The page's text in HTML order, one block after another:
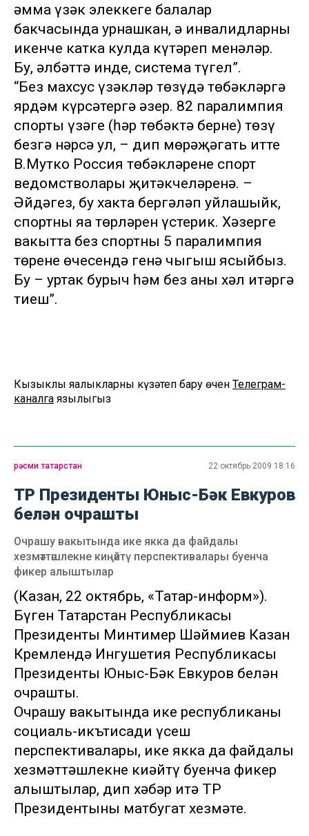
әмма үзәк элеккеге балалар
бакчасында урнашкан, ә инвалидларны
икенче катка кулда күтәреп менәләр.
Бу, әлбәттә инде, система түгел”.
“Без махсус үзәкләр төзүдә төбәкләргә
ярдәм күрсәтергә әзер. 82 паралимпия
спорты үзәге (һәр төбәктә берне) төзү
безгә нәрсә ул, – дип мөрәҗәгать итте
В.Мутко Россия төбәкләренең спорт
ведомстволары җитәкчеләренә. –
Әйдәгез, бу хакта бергәләп уйлашыйк,
спортның яңа төрләрен үстерик. Хәзерге
вакытта без спортның 5 паралимпия
төренең өчесендә генә чыгыш ясыйбыз.
Бу – уртак бурыч һәм без аны хәл итәргә
тиеш”.
Кызыклы яңалыкларны күзәтеп бару өчен Телеграм-
каналга язылыгыз
рәсми татарстан 22 октябрь 2009 18:16
ТР Президенты Юныс-Бәк Евкуров
белән очрашты
Очрашу вакытында ике якка да файдалы
хезмәттәшлекне киңәйтү перспективалары буенча
фикер алыштылар
(Казан, 22 октябрь, «Татар-информ»).
Бүген Татарстан Республикасы
Президенты Минтимер Шәймиев Казан
Кремлендә Ингушетия Республикасы
Президенты Юныс-Бәк Евкуров белән
очрашты.
Очрашу вакытында ике республиканың
социаль-икътисади үсеш
перспективалары, ике якка да файдалы
хезмәттәшлекне киңәйтү буенча фикер
алыштылар, дип хәбәр итә ТР
Президентының матбугат хезмәте.